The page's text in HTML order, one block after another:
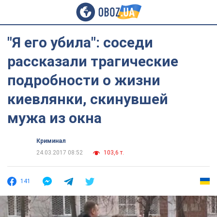
"Я его убила": соседи
рассказали трагические
подробности о жизни
киевлянки, скинувшей
мужа из окна
Криминал
24.03.2017 08:52
103,6 т.
141